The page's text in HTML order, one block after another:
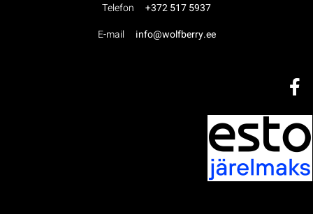
Telefon
+372 517 5937
E-mail
info@wolfberry.ee